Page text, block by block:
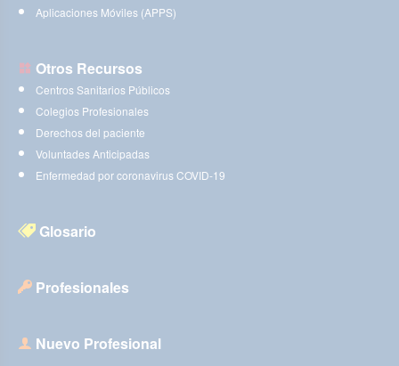
Aplicaciones Móviles (APPS)
Otros Recursos
Centros Sanitarios Públicos
Colegios Profesionales
Derechos del paciente
Voluntades Anticipadas
Enfermedad por coronavirus COVID-19
Glosario
Profesionales
Nuevo Profesional